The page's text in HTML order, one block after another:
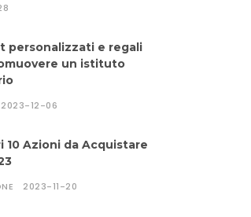
personalizzati e regali
un istituto
2023-12-06
10 Azioni da Acquistare
2023-11-20